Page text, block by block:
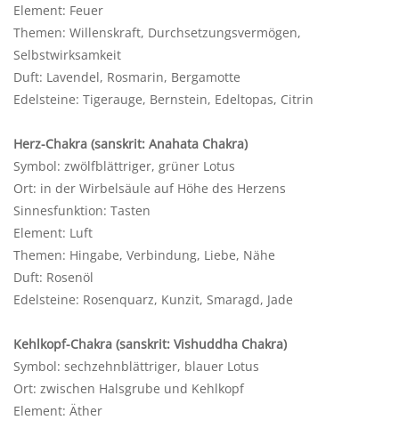
Element: Feuer
Themen: Willenskraft, Durchsetzungsvermögen,
Selbstwirksamkeit
Duft: Lavendel, Rosmarin, Bergamotte
Edelsteine: Tigerauge, Bernstein, Edeltopas, Citrin
Herz-Chakra (sanskrit: Anahata Chakra)
Symbol: zwölfblättriger, grüner Lotus
Ort: in der Wirbelsäule auf Höhe des Herzens
Sinnesfunktion: Tasten
Element: Luft
Themen: Hingabe, Verbindung, Liebe, Nähe
Duft: Rosenöl
Edelsteine: Rosenquarz, Kunzit, Smaragd, Jade
Kehlkopf-Chakra (sanskrit: Vishuddha Chakra)
Symbol: sechzehnblättriger, blauer Lotus
Ort: zwischen Halsgrube und Kehlkopf
Element: Äther